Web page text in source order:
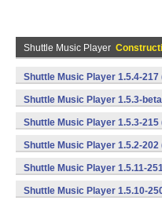
Shuttle Music Player
Shuttle Music Player 1.5.4-217
Shuttle Music Player 1.5.3-
Shuttle Music Player 1.5.3-215
Shuttle Music Player 1.5.2-202
Shuttle Music Player 1.5.11-
Shuttle Music Player 1.5.10-